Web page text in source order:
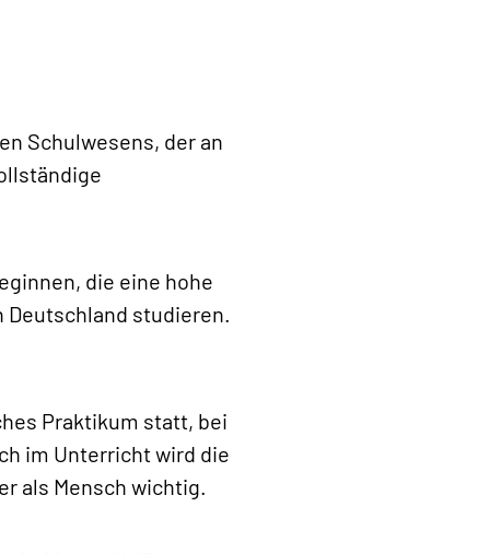
Schulwesens, der an
die eine hohe
studieren.
Praktikum statt, bei
im Unterricht wird die
als Mensch wichtig.